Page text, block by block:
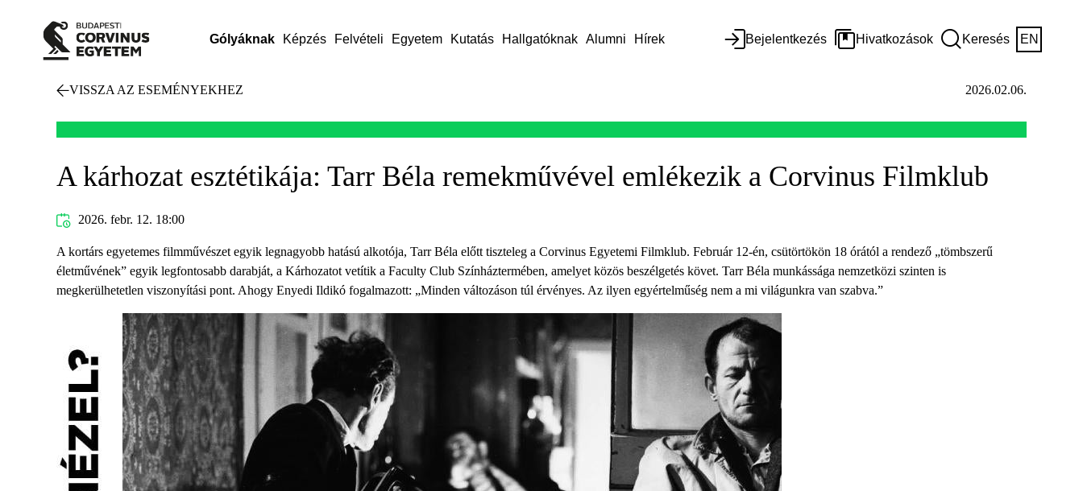
Gólyáknak Képzés Felvételi Egyetem Kutatás Hallgatóknak Alumni Hírek Bejelentkezés Hivatkozások Keresés EN
VISSZA AZ ESEMÉNYEKHEZ 2026.02.06.
A kárhozat esztétikája: Tarr Béla remekművével emlékezik a Corvinus Filmklub
2026. febr. 12. 18:00
A kortárs egyetemes filmművészet egyik legnagyobb hatású alkotója, Tarr Béla előtt tiszteleg a Corvinus Egyetemi Filmklub. Február 12-én, csütörtökön 18 órától a rendező „tömbszerű
életművének” egyik legfontosabb darabját, a Kárhozatot vetítik a Faculty Club Színháztermében, amelyet közös beszélgetés követ. Tarr Béla munkássága nemzetközi szinten is
megkerülhetetlen viszonyítási pont. Ahogy Enyedi Ildikó fogalmazott: „Minden változáson túl érvényes. Az ilyen egyértelműség nem a mi világunkra van szabva.”